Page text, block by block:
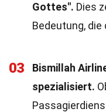
Gottes". Dies
Bedeutung, die
03
Bismillah
spezialisiert.